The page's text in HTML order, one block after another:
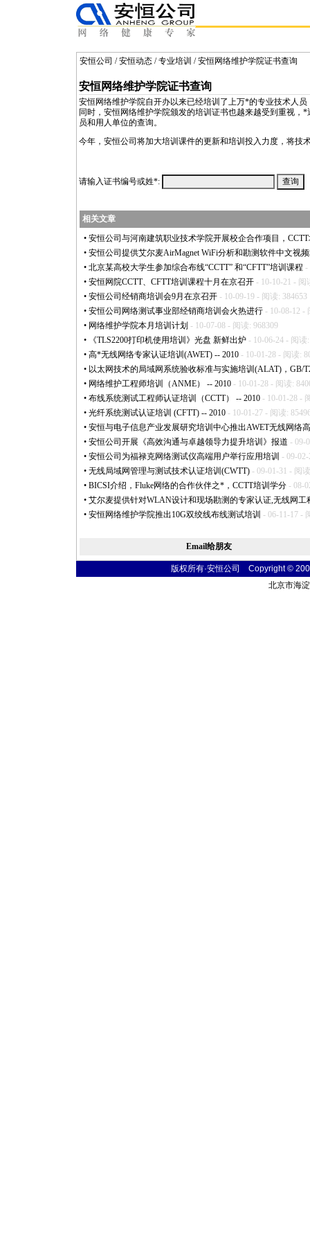
安恒公司 /安恒动态 /专业培训 / 安恒网络维护学院证书查询
安恒网络维护学院证书查询
安恒网络维护学院自开办以来已经培训了上万*的专业技术人员
同时，安恒网络维护学院颁发的培训证书也越来越受到重视， *
员和用人单位的查询。
今年，安恒公司将加大培训课件的更新和培训投入力度，将技
请输入证书编号或姓*:
相关文章
• 安恒公司与河南建筑职业技术学院开展校企合作项目，
• 安恒公司提供艾尔麦AirMagnet WiFi分析和勘测软件中文视
• 北京某高校大学生参加综合布线“CCTT” 和“CFTT”培训课程 -
• 安恒网院CCTT、CFTT培训课程十月在京召开 - 10-10-21 - 阅
• 安恒公司经销商培训会9月在京召开 - 10-09-19 - 阅读: 384653
• 安恒公司网络测试事业部经销商培训会火热进行 - 10-08-12 -
• 网络维护学院本月培训计划 - 10-07-08 - 阅读: 968309
•
《TLS2200打印机使用培训》光盘 新鲜出炉 - 10-06-24 - 阅读
• 高*无线网络专家认证培训(AWET) -- 2010 - 10-01-28 - 阅读:
• 以太网技术的局域网系统验收标准与实施培训(ALAT)，GB/
• 网络维护工程师培训（ANME） -- 2010 - 10-01-28 - 阅读:
• 布线系统测试工程师认证培训（CCTT） -- 2010 - 10-01-28 -
• 光纤系统测试认证培训 (CFTT) -- 2010 - 10-01-27 - 阅读:
• 安恒与电子信息产业发展研究培训中心推出AWET无线网络高
• 安恒公司开展《高效沟通与卓越领导力提升培训》报道 - 09-
• 安恒公司为福禄克网络测试仪高端用户举行应用培训 - 09-
• 无线局域网管理与测试技术认证培训(CWTT) - 09-01-31 - 阅
• BICSI介绍，Fluke网络的合作伙伴之* ，CCTT培训学分 - 08-
• 艾尔麦提供针对WLAN设计和现场勘测的专家认证,无线网工
• 安恒网络维护学院推出10G双绞线布线测试培训 - 06-11-17 -
Email给朋友
版权所有·安恒公司 Copyright ©
北京市海